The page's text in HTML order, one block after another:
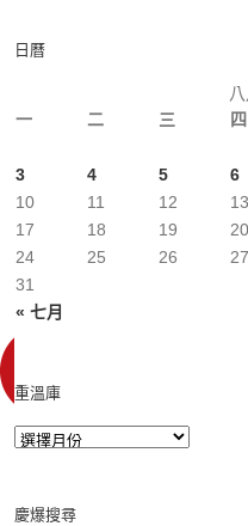
日曆
一
二 三 四
« 七月
3
4 5 6
10
11 12 13
17
18 19 20
24
25 26 27
31
重溫庫
慶爆搜尋